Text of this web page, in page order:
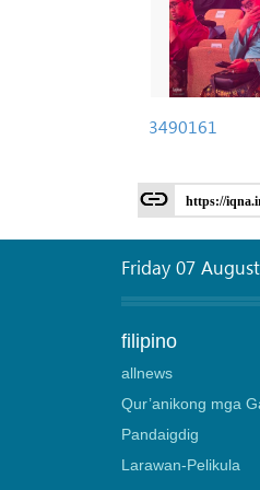
3490161
https://
Friday 07
filipino
allnews
Qur’anikong mga
Pandaigdig
Larawan-Pelikula